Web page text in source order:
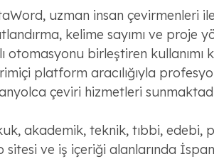
uzman insan çevirmenleri
kelime sayımı ve proje
otomasyonu birleştiren kullanımı
platform aracılığıyla
çeviri hizmetleri
akademik, teknik, tıbbi, edebi,
sitesi ve iş içeriği alanlarında